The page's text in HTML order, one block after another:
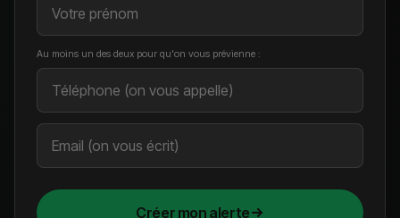
Au moins un des deux pour qu'on vous prévienne :
Créer mon alerte